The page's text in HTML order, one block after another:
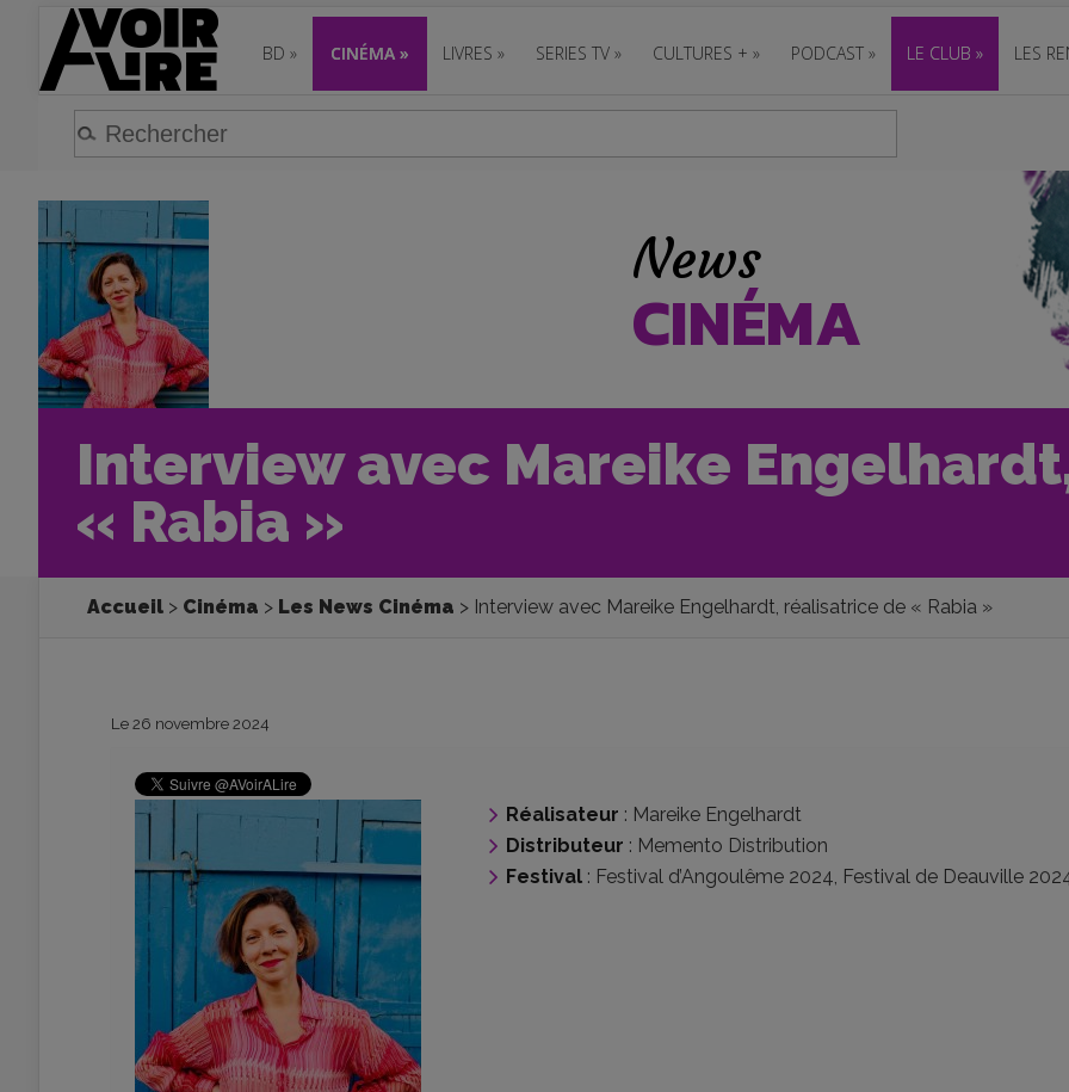
BD » CINÉMA » LIVRES » SERIES TV » CULTURES + » PODCAST » LE CLUB » LES
News
CINÉMA
Interview avec Mareike
« Rabia »
Accueil Cinéma Les News Cinéma Interview avec Mareike Engelhardt, réalisatrice de « Rabia »
Le 26 novembre 2024
Réalisateur : Mareike Engelhardt
Distributeur : Memento Distribution
Festival : Festival d’Angoulême 2024, Festival de Deauville